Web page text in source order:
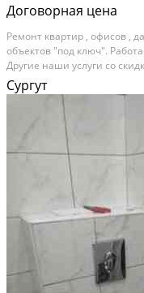
Договорная цена
Ремонт квартир , офисов ,
объектов "под ключ".
Другие наши услуги со
поставленных задач.
объектов.Самостоятельная
Сургут